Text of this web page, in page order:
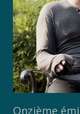
Onzième